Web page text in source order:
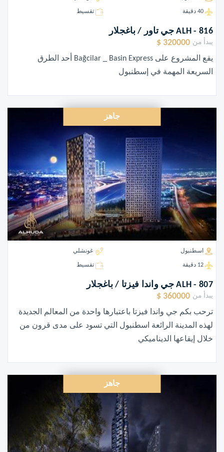
40 دقيقة تقسيط
ALH - 816 جي تاور / باغجلار
يبدأ من 320000 $
يقع المشروع على Bağcilar _ Basin Express أحد الطرق
السريعة المهمة في إسطنبول
جاهز
اسطنبول غونشلي
12 دقيقة تقسيط
ALH - 807 جي واندا فيزتا / باغجلار
يبدأ من 360000 $
ترحب بكم جي واندا فيزتا باعتبارها واحدة من المعالم الجديدة
لهذه المدينة الرائعة اسطنبول التي تسود على مدى قرون من
خلال إيقاعها الديناميكي
جاهز